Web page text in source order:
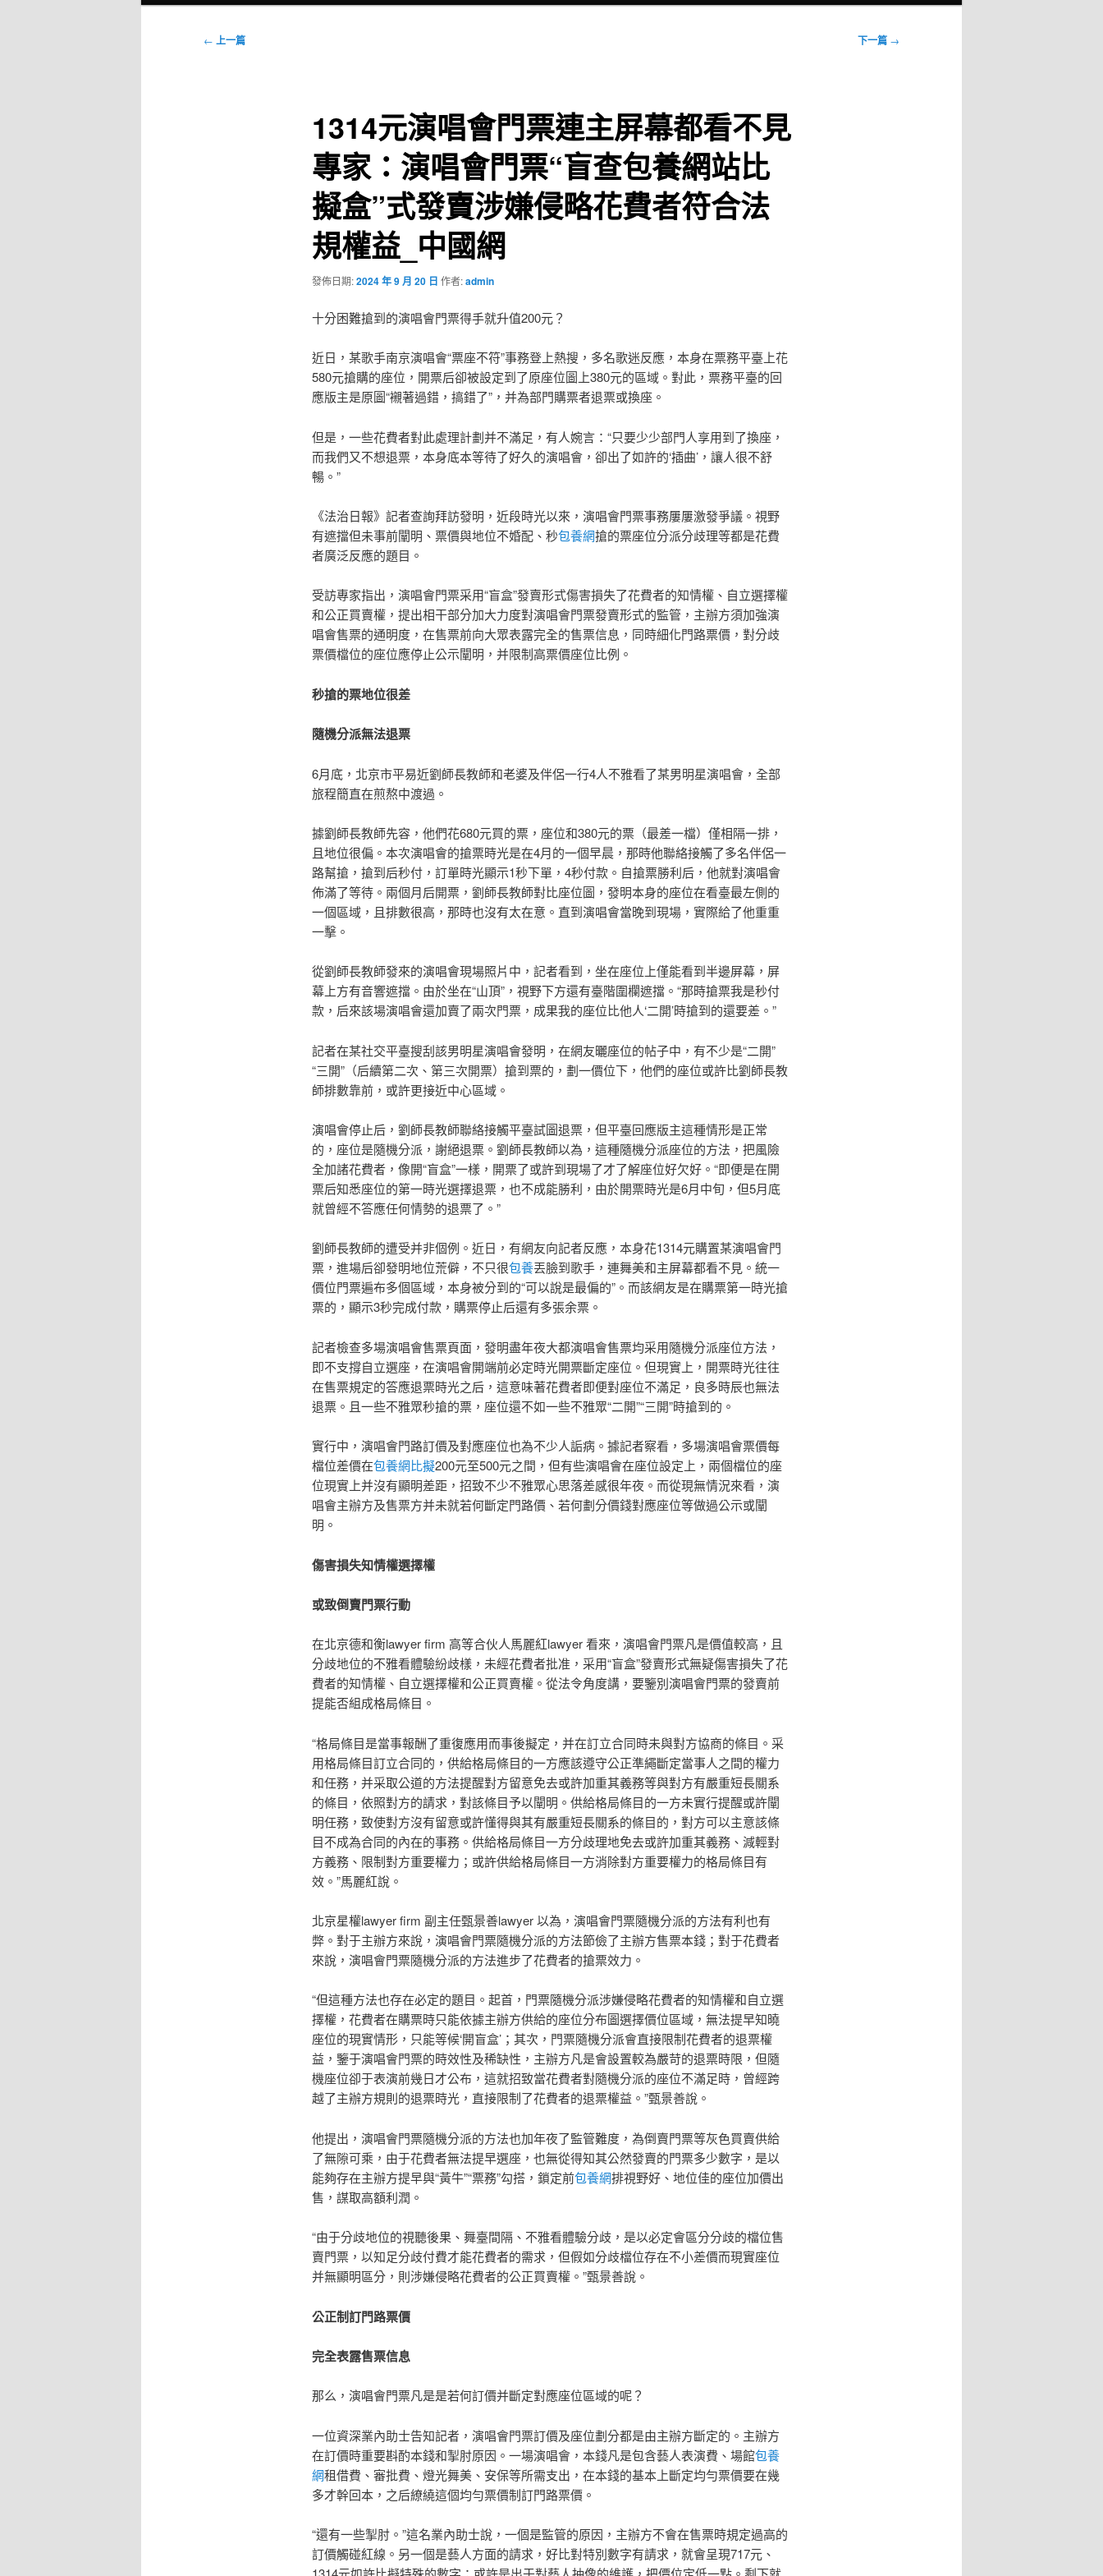
文
← 上一篇 下一篇 →
1314元演唱會門票連主屏幕都看不見
專家：演唱會門票“盲查包養網站比
擬盒”式發賣涉嫌侵略花費者符合法
規權益_中國網
發佈日期:2024 年 9 月 20 日 作者:admin
十分困難搶到的演唱會門票得手就升值200元？
近日，某歌手南京演唱會“票座不符”事務登上熱搜，多名歌迷反應，本身在票務平臺上花
580元搶購的座位，開票后卻被設定到了原座位圖上380元的區域。對此，票務平臺的回
應版主是原圖“襯著過錯，搞錯了”，并為部門購票者退票或換座。
但是，一些花費者對此處理計劃并不滿足，有人婉言：“只要少少部門人享用到了換座，
而我們又不想退票，本身底本等待了好久的演唱會，卻出了如許的‘插曲’，讓人很不舒
暢。”
《法治日報》記者查詢拜訪發明，近段時光以來，演唱會門票事務屢屢激發爭議。視野
有遮擋但未事前闡明、票價與地位不婚配、秒包養網搶的票座位分派分歧理等都是花費
者廣泛反應的題目。
受訪專家指出，演唱會門票采用“盲盒”發賣形式傷害損失了花費者的知情權、自立選擇權
和公正買賣權，提出相干部分加大力度對演唱會門票發賣形式的監管，主辦方須加強演
唱會售票的通明度，在售票前向大眾表露完全的售票信息，同時細化門路票價，對分歧
票價檔位的座位應停止公示闡明，并限制高票價座位比例。
秒搶的票地位很差
隨機分派無法退票
6月底，北京市平易近劉師長教師和老婆及伴侶一行4人不雅看了某男明星演唱會，全部
旅程簡直在煎熬中渡過。
據劉師長教師先容，他們花680元買的票，座位和380元的票（最差一檔）僅相隔一排，
且地位很偏。本次演唱會的搶票時光是在4月的一個早晨，那時他聯絡接觸了多名伴侶一
路幫搶，搶到后秒付，訂單時光顯示1秒下單，4秒付款。自搶票勝利后，他就對演唱會
佈滿了等待。兩個月后開票，劉師長教師對比座位圖，發明本身的座位在看臺最左側的
一個區域，且排數很高，那時也沒有太在意。直到演唱會當晚到現場，實際給了他重重
一擊。
從劉師長教師發來的演唱會現場照片中，記者看到，坐在座位上僅能看到半邊屏幕，屏
幕上方有音響遮擋。由於坐在“山頂”，視野下方還有臺階圍欄遮擋。“那時搶票我是秒付
款，后來該場演唱會還加賣了兩次門票，成果我的座位比他人‘二開’時搶到的還要差。”
記者在某社交平臺搜刮該男明星演唱會發明，在網友曬座位的帖子中，有不少是“二開”
“三開”（后續第二次、第三次開票）搶到票的，劃一價位下，他們的座位或許比劉師長教
師排數靠前，或許更接近中心區域。
演唱會停止后，劉師長教師聯絡接觸平臺試圖退票，但平臺回應版主這種情形是正常
的，座位是隨機分派，謝絕退票。劉師長教師以為，這種隨機分派座位的方法，把風險
全加諸花費者，像開“盲盒”一樣，開票了或許到現場了才了解座位好欠好。“即便是在開
票后知悉座位的第一時光選擇退票，也不成能勝利，由於開票時光是6月中旬，但5月底
就曾經不答應任何情勢的退票了。”
劉師長教師的遭受并非個例。近日，有網友向記者反應，本身花1314元購置某演唱會門
票，進場后卻發明地位荒僻，不只很包養丟臉到歌手，連舞美和主屏幕都看不見。統一
價位門票遍布多個區域，本身被分到的“可以說是最偏的”。而該網友是在購票第一時光搶
票的，顯示3秒完成付款，購票停止后還有多張余票。
記者檢查多場演唱會售票頁面，發明盡年夜大都演唱會售票均采用隨機分派座位方法，
即不支撐自立選座，在演唱會開端前必定時光開票斷定座位。但現實上，開票時光往往
在售票規定的答應退票時光之后，這意味著花費者即便對座位不滿足，良多時辰也無法
退票。且一些不雅眾秒搶的票，座位還不如一些不雅眾“二開”“三開”時搶到的。
實行中，演唱會門路訂價及對應座位也為不少人詬病。據記者察看，多場演唱會票價每
檔位差價在包養網比擬200元至500元之間，但有些演唱會在座位設定上，兩個檔位的座
位現實上并沒有顯明差距，招致不少不雅眾心思落差感很年夜。而從現無情況來看，演
唱會主辦方及售票方并未就若何斷定門路價、若何劃分價錢對應座位等做過公示或闡
明。
傷害損失知情權選擇權
或致倒賣門票行動
在北京德和衡lawyer firm 高等合伙人馬麗紅lawyer 看來，演唱會門票凡是價值較高，且
分歧地位的不雅看體驗紛歧樣，未經花費者批准，采用“盲盒”發賣形式無疑傷害損失了花
費者的知情權、自立選擇權和公正買賣權。從法令角度講，要鑒別演唱會門票的發賣前
提能否組成格局條目。
“格局條目是當事報酬了重復應用而事後擬定，并在訂立合同時未與對方協商的條目。采
用格局條目訂立合同的，供給格局條目的一方應該遵守公正準繩斷定當事人之間的權力
和任務，并采取公道的方法提醒對方留意免去或許加重其義務等與對方有嚴重短長關系
的條目，依照對方的請求，對該條目予以闡明。供給格局條目的一方未實行提醒或許闡
明任務，致使對方沒有留意或許懂得與其有嚴重短長關系的條目的，對方可以主意該條
目不成為合同的內在的事務。供給格局條目一方分歧理地免去或許加重其義務、減輕對
方義務、限制對方重要權力；或許供給格局條目一方消除對方重要權力的格局條目有
效。”馬麗紅說。
北京星權lawyer firm 副主任甄景善lawyer 以為，演唱會門票隨機分派的方法有利也有
弊。對于主辦方來說，演唱會門票隨機分派的方法節儉了主辦方售票本錢；對于花費者
來說，演唱會門票隨機分派的方法進步了花費者的搶票效力。
“但這種方法也存在必定的題目。起首，門票隨機分派涉嫌侵略花費者的知情權和自立選
擇權，花費者在購票時只能依據主辦方供給的座位分布圖選擇價位區域，無法提早知曉
座位的現實情形，只能等候‘開盲盒’；其次，門票隨機分派會直接限制花費者的退票權
益，鑒于演唱會門票的時效性及稀缺性，主辦方凡是會設置較為嚴苛的退票時限，但隨
機座位卻于表演前幾日才公布，這就招致當花費者對隨機分派的座位不滿足時，曾經跨
越了主辦方規則的退票時光，直接限制了花費者的退票權益。”甄景善說。
他提出，演唱會門票隨機分派的方法也加年夜了監管難度，為倒賣門票等灰色買賣供給
了無隙可乘，由于花費者無法提早選座，也無從得知其公然發賣的門票多少數字，是以
能夠存在主辦方提早與“黃牛”“票務”勾搭，鎖定前包養網排視野好、地位佳的座位加價出
售，謀取高額利潤。
“由于分歧地位的視聽後果、舞臺間隔、不雅看體驗分歧，是以必定會區分分歧的檔位售
賣門票，以知足分歧付費才能花費者的需求，但假如分歧檔位存在不小差價而現實座位
并無顯明區分，則涉嫌侵略花費者的公正買賣權。”甄景善說。
公正制訂門路票價
完全表露售票信息
那么，演唱會門票凡是是若何訂價并斷定對應座位區域的呢？
一位資深業內助士告知記者，演唱會門票訂價及座位劃分都是由主辦方斷定的。主辦方
在訂價時重要斟酌本錢和掣肘原因。一場演唱會，本錢凡是包含藝人表演費、場館包養
網租借費、審批費、燈光舞美、安保等所需支出，在本錢的基本上斷定均勻票價要在幾
多才幹回本，之后繚繞這個均勻票價制訂門路票價。
“還有一些掣肘。”這名業內助士說，一個是監管的原因，主辦方不會在售票時規定過高的
訂價觸碰紅線。另一個是藝人方面的請求，好比對特別數字有請求，就會呈現717元、